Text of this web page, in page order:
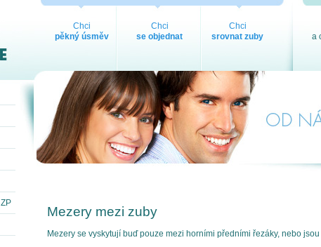
Chci
pěkný úsměv
Chci
se objednat
Chci
srovnat zuby
a
Mezery mezi zuby
Mezery se vyskytují buď pouze mezi horními předními řezáky, nebo